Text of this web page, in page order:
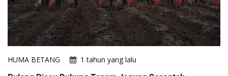
HUMA BETANG
1 tahun yang lalu